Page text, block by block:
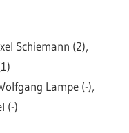
Schiemann (2),
Lampe (-),
(-)